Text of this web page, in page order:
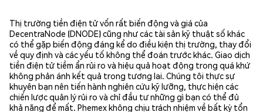
Thị trường tiền điện tử vốn rất biến động và giá của
DecentraNode (DNODE) cũng như các tài sản kỹ thuật số khác
có thể gặp biến động đáng kể do điều kiện thị trường, thay đổi
về quy định và các yếu tố không thể đoán trước khác. Giao dịch
tiền điện tử tiềm ẩn rủi ro và hiệu quả hoạt động trong quá khứ
không phản ánh kết quả trong tương lai. Chúng tôi thực sự
khuyên bạn nên tiến hành nghiên cứu kỹ lưỡng, thực hiện các
chiến lược quản lý rủi ro và chỉ đầu tư những gì bạn có thể đủ
khả năng để mất. Phemex không chịu trách nhiệm về bất kỳ tổn